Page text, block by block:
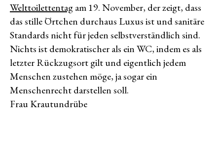
Welttoilettentagam 19. November, der zeigt, dass
das stille Örtchen durchaus Luxus ist und sanitäre
Standards nicht für jeden selbstverständlich sind.
Nichts ist demokratischer als ein WC, indem es als
letzter Rückzugsort gilt und eigentlich jedem
Menschen zustehen möge, ja sogar ein
Menschenrecht darstellen soll.
Frau Krautundrübe